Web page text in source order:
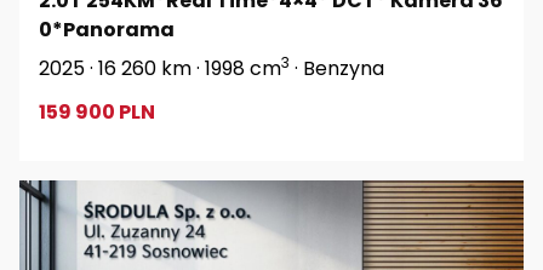
0*Panorama
2025 · 16 260 km · 1998 cm3 · Benzyna
159 900 PLN